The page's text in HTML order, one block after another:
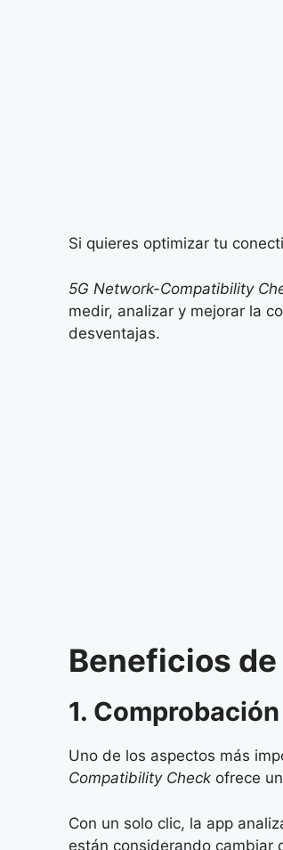
Si quieres optimizar tu
5G Network-Compatibility
medir, analizar y mejorar la
desventajas.
Beneficios
1.
Uno de los aspectos más
Compatibility Check ofrece
Con un solo clic, la app
están considerando cambiar